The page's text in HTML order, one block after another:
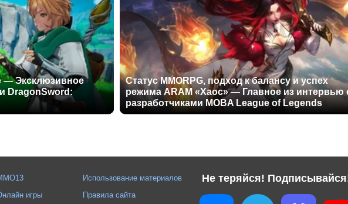
— Эксклюзивное
DragonSword:
Статус MMORPG, подход к балансу и успех
режима ARAM «Хаос» — Главное из интервью
разработчиками MOBA League of Legends
Не теряйся!
игры
Использование материалов
Правила сайта